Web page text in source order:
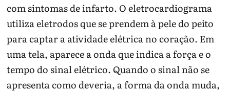
com sintomas de infarto. O eletrocardiograma
utiliza eletrodos que se prendem à pele do peito
para captar a atividade elétrica no coração. Em
uma tela, aparece a onda que indica a força e o
tempo do sinal elétrico. Quando o sinal não se
apresenta como deveria, a forma da onda muda,